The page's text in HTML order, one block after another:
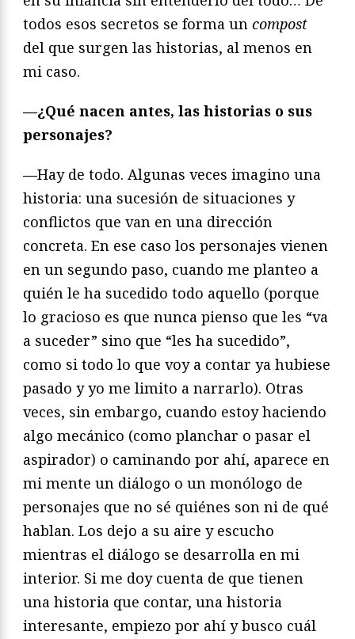
todos esos secretos se forma un compost
del que surgen las historias, al menos en
mi caso.
—¿Qué nacen antes, las historias o sus
personajes?
—Hay de todo. Algunas veces imagino una
historia: una sucesión de situaciones y
conflictos que van en una dirección
concreta. En ese caso los personajes vienen
en un segundo paso, cuando me planteo a
quién le ha sucedido todo aquello (porque
lo gracioso es que nunca pienso que les “va
a suceder” sino que “les ha sucedido”,
como si todo lo que voy a contar ya hubiese
pasado y yo me limito a narrarlo). Otras
veces, sin embargo, cuando estoy haciendo
algo mecánico (como planchar o pasar el
aspirador) o caminando por ahí, aparece en
mi mente un diálogo o un monólogo de
personajes que no sé quiénes son ni de qué
hablan. Los dejo a su aire y escucho
mientras el diálogo se desarrolla en mi
interior. Si me doy cuenta de que tienen
una historia que contar, una historia
interesante, empiezo por ahí y busco cuál